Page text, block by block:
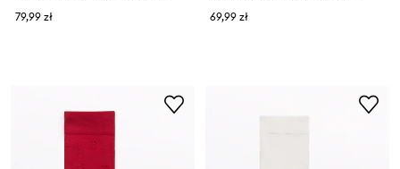
79,99 zł
69,99 zł